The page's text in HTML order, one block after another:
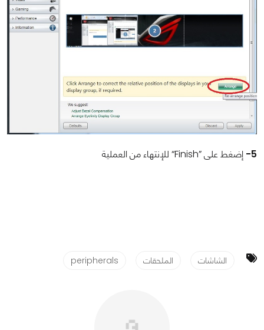
5- إضغط على“Finish” للإنتهاء من العملية
الشاشات الملحقات peripherals